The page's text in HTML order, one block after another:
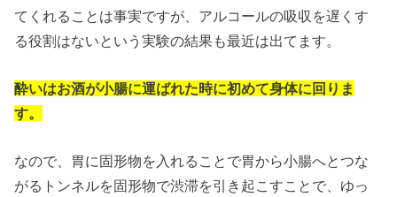
てくれることは事実ですが、アルコールの吸収を遅くす
る役割はないという実験の結果も最近は出てます。
酔いはお酒が小腸に運ばれた時に初めて身体に回りま
す。
なので、胃に固形物を入れることで胃から小腸へとつな
がるトンネルを固形物で渋滞を引き起こすことで、ゆっ